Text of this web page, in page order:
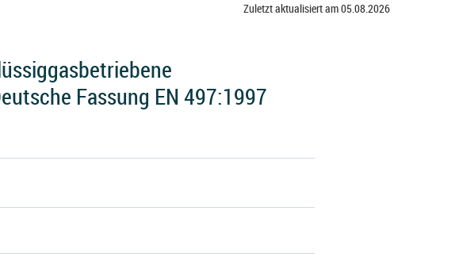
Zuletzt aktualisiert am 05.08.2026
Fassung EN 497:1997